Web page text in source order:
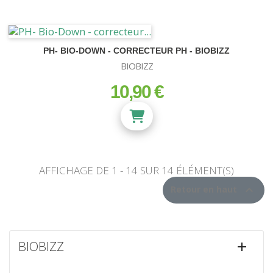
Fibre de Coco
BIOBIZZ 
PH- BIO-DOWN - CORRECTEUR PH - BIOBIZZ
BIOBIZZ
prix
10,90 €
AFFICHAGE DE 1 - 14 SUR 14 ÉLÉMENT(S)